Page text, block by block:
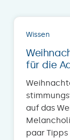
Wissen
für die
auf das
paar